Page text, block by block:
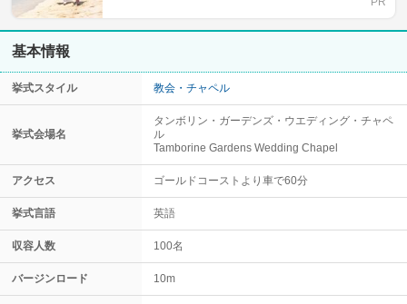
基本情報
挙式スタイル 教会・チャペル
挙式会場名
タンボリン・ガーデンズ・ウエディング・チャペ
ル
Tamborine Gardens Wedding Chapel
アクセス ゴールドコーストより車で60分
挙式言語 英語
収容人数 100名
バージンロード 10m